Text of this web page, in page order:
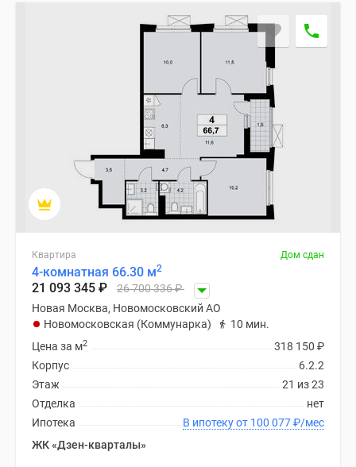
Коттеджные
поселки
Новой
Готовые
коттеджные
Строящиеся
поселки
Квартира Дом сдан
4-комнатная 66.30 м2
21 093 345 ₽ 26 700 336₽
Новая Москва, Новомосковский АО
Новомосковская (Коммунарка)
10 мин.
318 150 ₽
Цена за м2
6.2.2
Корпус
21 из 23
Этаж
нет
Отделка
В ипотеку от 100 077₽/мес
Ипотека
ЖК «Дзен-кварталы»